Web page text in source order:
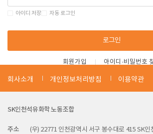
아이디 저장 자동 로그인
로그인
회원가입 아이디·비밀번호
회사소개 개인정보처리방침 이용약관
SK인천석유화학 노동조합
주소 (우) 22771 인천광역시 서구 봉수대로 415 SK